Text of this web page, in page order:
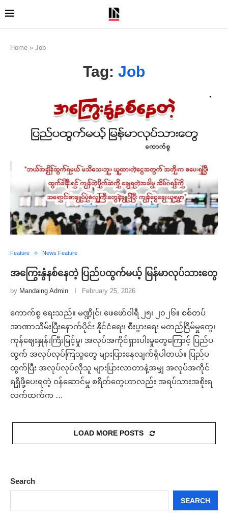
Home » Job
Tag: Job
Feature News Feature
အကြွေးနွံနစ်နေတဲ့ ပြည်ပထွက်မယ့် မြန်မာလုပ်သားတွေ
by Mandaing Admin February 25, 2026
ကောက်စွ ရေးသည်။ မဏ္ဍိုင်၊ ဖေဖော်ဝါရီ ၂၅၊ ၂၀၂၆။ စစ်တပ်
အာဏာသိမ်းပြီးနောက်ပိုင်း နိုင်ငံရေး၊ စီးပွားရေး မတည်ငြိမ်မှုတွေ၊
ကုန်ဈေးနှုန်းကြီးမြင့်မှု၊ အလုပ်အကိုင်ရှားပါးမှုတွေကြောင့် ပြည်ပ
ထွက် အလုပ်လုပ်ကြသူတွေ များပြားနေလျက်ရှိပါတယ်။ ပြည်ပ
ထွက်ပြီး အလုပ်လုပ်လိုသူ များပြားလာတာနဲ့အမျှ အလုပ်အကိုင်
ရရှိဖို့ပေးရတဲ့ ဝန်ဆောင်မှု စရိတ်တွေဟာလည်း အရပ်သားအစိုးရ
လက်ထက်က …
LOAD MORE POSTS
Search
SEARCH